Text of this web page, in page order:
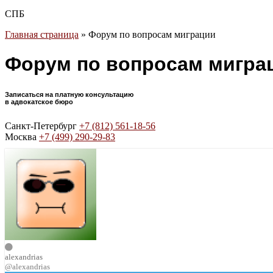
СПБ
Главная страница » Форум по вопросам миграции
Форум по вопросам
Записаться на платную консультацию
в адвокатское бюро
Санкт-Петербург +7 (812) 561-18-56
Москва +7 (499) 290-29-83
alexandrias
@alexandrias